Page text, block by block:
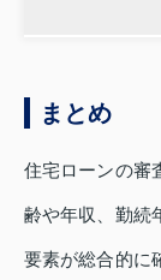
まとめ
住宅ローンの審
齢や年収、勤続
要素が総合的に